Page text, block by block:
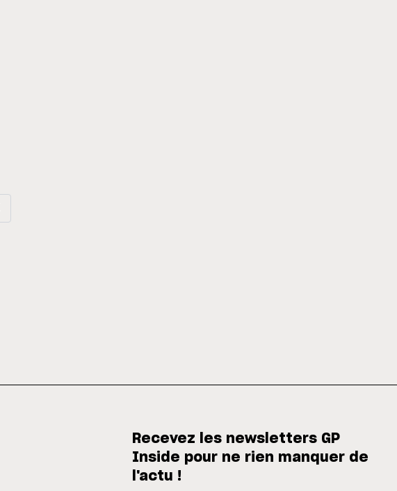
Recevez les newsletters GP
Inside pour ne rien manquer de
l'actu !